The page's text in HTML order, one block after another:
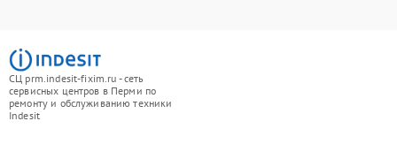
СЦ prm.indesit-fixim.ru - сеть
сервисных центров в Перми по
ремонту и обслуживанию техники
Indesit